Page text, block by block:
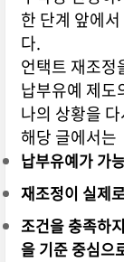
한 단계 앞에
다.
언택트 재조정
납부유예 제도
나의 상황을
해당 글에서는
납부유예가 가
재조정이 실제
조건을 충족하
을 기준 중심으